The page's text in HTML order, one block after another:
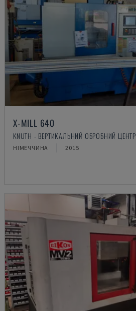
X-MILL 640
KNUTH - ВЕРТИКАЛЬНИЙ ОБРОБНИЙ ЦЕНТР
НІМЕЧЧИНА 2015